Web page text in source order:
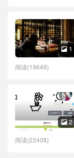
 1
阅读(19649)
 2
阅读(22408)